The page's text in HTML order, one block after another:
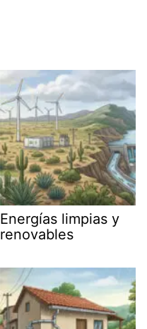
Energías limpias y
renovables